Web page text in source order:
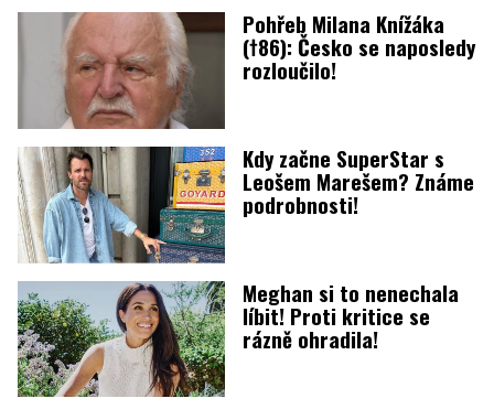
Pohřeb Milana Knížáka
(†86): Česko se naposledy
rozloučilo!
Kdy začne SuperStar s
Leošem Marešem? Známe
podrobnosti!
Meghan si to nenechala
líbit! Proti kritice se
rázně ohradila!